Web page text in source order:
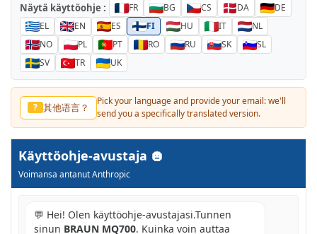
Näytä käyttöohje : FR BG CS DA
DE
EL
EN ES FI HU IT
NL
NO
PL PT RO RU SK
SL
SV
TR UK
? 其他语言？
Pick your language and provide your email: we'll
send you a specifically translated version.
Käyttöohje-avustaja
Voimansa antanut Anthropic
💬 Hei! Olen käyttöohje-avustajasi.Tunnen
sinun BRAUN MQ700. Kuinka voin auttaa